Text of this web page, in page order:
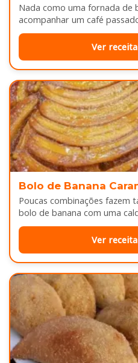
Nada como uma fornada de
acompanhar um café
ficam levemente douradas
Ver
Bolo de Banana
Poucas combinações fazem
bolo de banana com uma
Enquanto assa, aquele
Ver